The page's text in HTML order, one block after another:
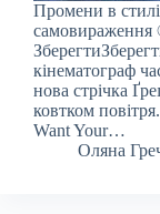
Промени в
самовираження
кінематограф
нова стрічка
ковтком
Want Your…
Оляна